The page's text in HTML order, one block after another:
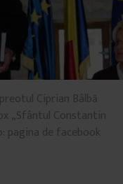
Ciprian Bâlbă
„Sfântul Constantin
pagina de facebook